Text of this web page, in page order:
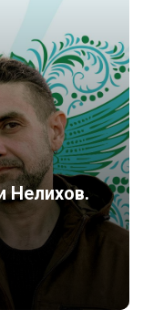
Нелихов.